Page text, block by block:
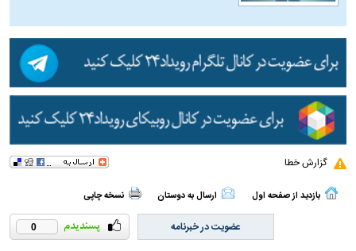
گزارش خطا
بازدید از صفحه اول ارسال به دوستان نسخه چاپی
0 عضویت در خبرنامه